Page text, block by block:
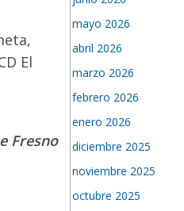
El
Fresno
mayo 2026
abril 2026
marzo 2026
febrero 2026
enero 2026
diciembre 2025
noviembre 2025
octubre 2025